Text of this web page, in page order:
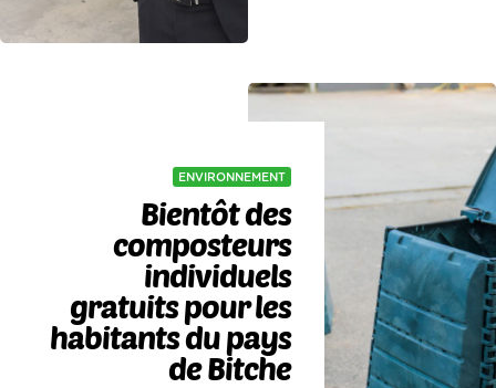
ENVIRONNEMENT
Bientôt des
composteurs
individuels
gratuits pour les
habitants du pays
de Bitche